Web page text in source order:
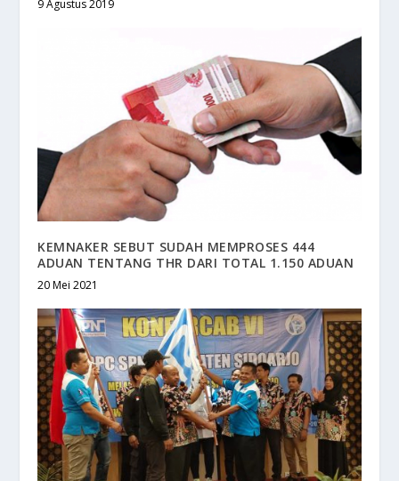
9 Agustus 2019
KEMNAKER SEBUT SUDAH MEMPROSES 444
ADUAN TENTANG THR DARI TOTAL 1.150 ADUAN
20 Mei 2021